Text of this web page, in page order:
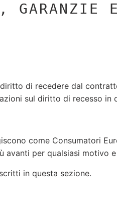
di recedere dal
sul diritto di recesso in
come Consumatori
per qualsiasi motivo
in questa sezione.